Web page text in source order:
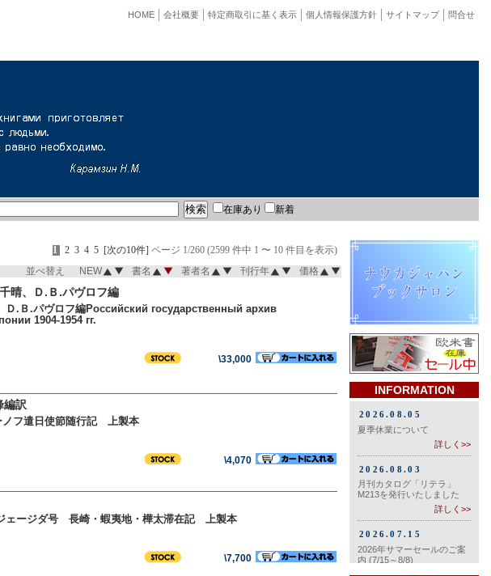
問合せ
サイトマップ
個人情報保護方針
特定商取引に基く表示
会社概要
HOME
在庫あり 新着
1 2 3 4 5 [次の10件] ページ 1/260 (2599 件中 1 〜 10 件目を表示)
並べ替え NEW 書名 著者名 刊行年 価格
晴、Ｄ.Ｂ.パヴロフ編
Ｄ.Ｂ.パヴロフ編Российский государственный архив
1904-1954 гг.
\33,000
編訳
ノフ遣日使節随行記 上製本
\4,070
ェージダ号 長崎・蝦夷地・樺太滞在記 上製本
\7,700
INFORMATION